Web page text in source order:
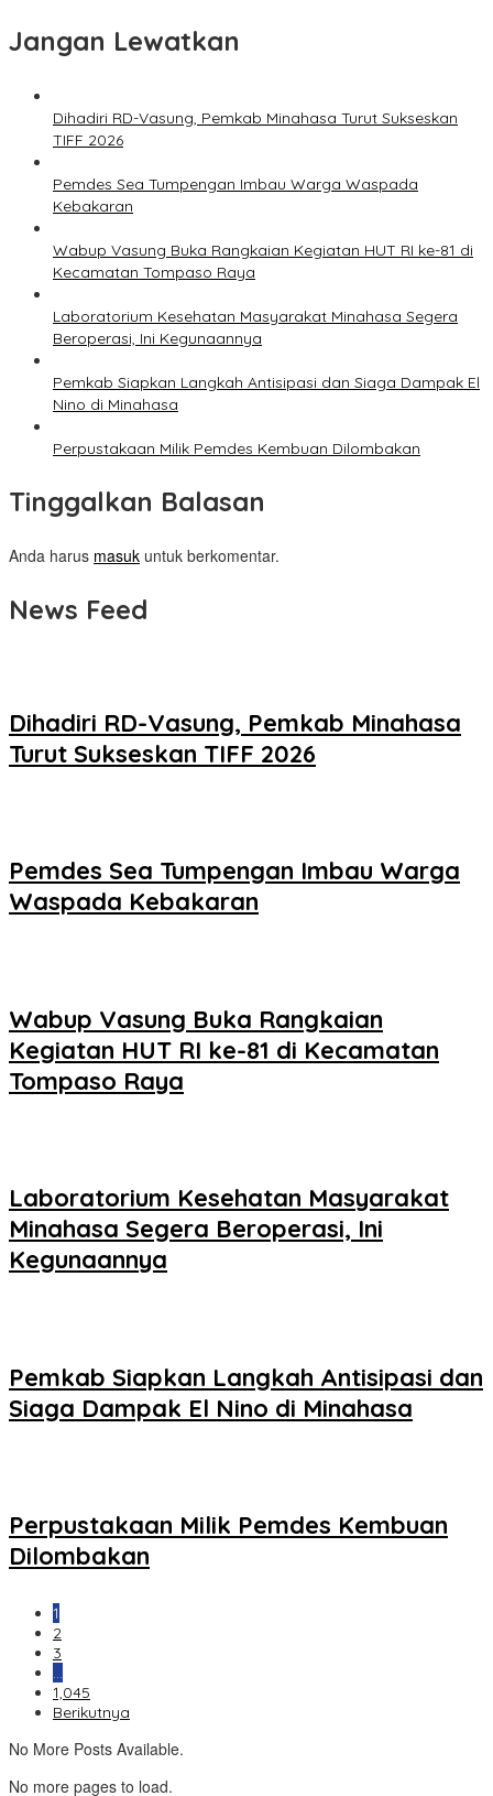
Jangan Lewatkan
Dihadiri RD-Vasung, Pemkab Minahasa Turut Sukseskan
TIFF 2026
Pemdes Sea Tumpengan Imbau Warga Waspada
Kebakaran
Wabup Vasung Buka Rangkaian Kegiatan HUT RI ke-81 di
Kecamatan Tompaso Raya
Laboratorium Kesehatan Masyarakat Minahasa Segera
Beroperasi, Ini Kegunaannya
Pemkab Siapkan Langkah Antisipasi dan Siaga Dampak El
Nino di Minahasa
Perpustakaan Milik Pemdes Kembuan Dilombakan
Tinggalkan Balasan
Anda harus masuk untuk berkomentar.
News Feed
Dihadiri RD-Vasung, Pemkab Minahasa
Turut Sukseskan TIFF 2026
Pemdes Sea Tumpengan Imbau Warga
Waspada Kebakaran
Wabup Vasung Buka Rangkaian
Kegiatan HUT RI ke-81 di Kecamatan
Tompaso Raya
Laboratorium Kesehatan Masyarakat
Minahasa Segera Beroperasi, Ini
Kegunaannya
Pemkab Siapkan Langkah Antisipasi dan
Siaga Dampak El Nino di Minahasa
Perpustakaan Milik Pemdes Kembuan
Dilombakan
1
2
3
…
1,045
Berikutnya
No More Posts Available.
No more pages to load.